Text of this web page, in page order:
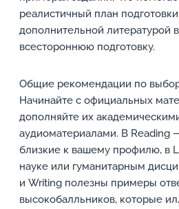
реалистичный план
дополнительной литературой
всестороннюю подготовку.
Общие рекомендации по
Начинайте с официальных
дополняйте их
аудиоматериалами. В Reading
близкие к вашему профилю, в
науке или гуманитарным
и Writing полезны примеры
высокобалльников, которые